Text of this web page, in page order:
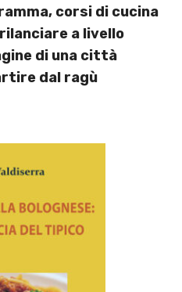
corsi di cucina
a livello
di una città
dal ragù